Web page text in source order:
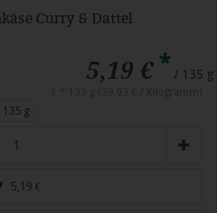
Curry & Dattel
5,19 €* / 135 g
135 g
5,19 €